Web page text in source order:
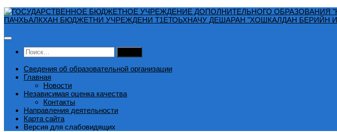
Перейти
к
Найти:
Сведения об образовательной организации
Главная
Новости
Независимая оценка качества
Контакты
Направления деятельности
Карта сайта
Версия для слабовидящих